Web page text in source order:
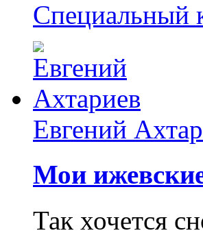
Специальный
Евгений
Мои
Так хочется